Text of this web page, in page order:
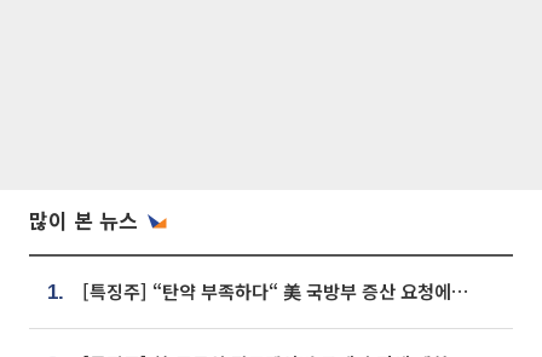
많이 본 뉴스
1. [특징주] “탄약 부족하다“ 美 국방부 증산 요청에⋯국내 방산주 급등세